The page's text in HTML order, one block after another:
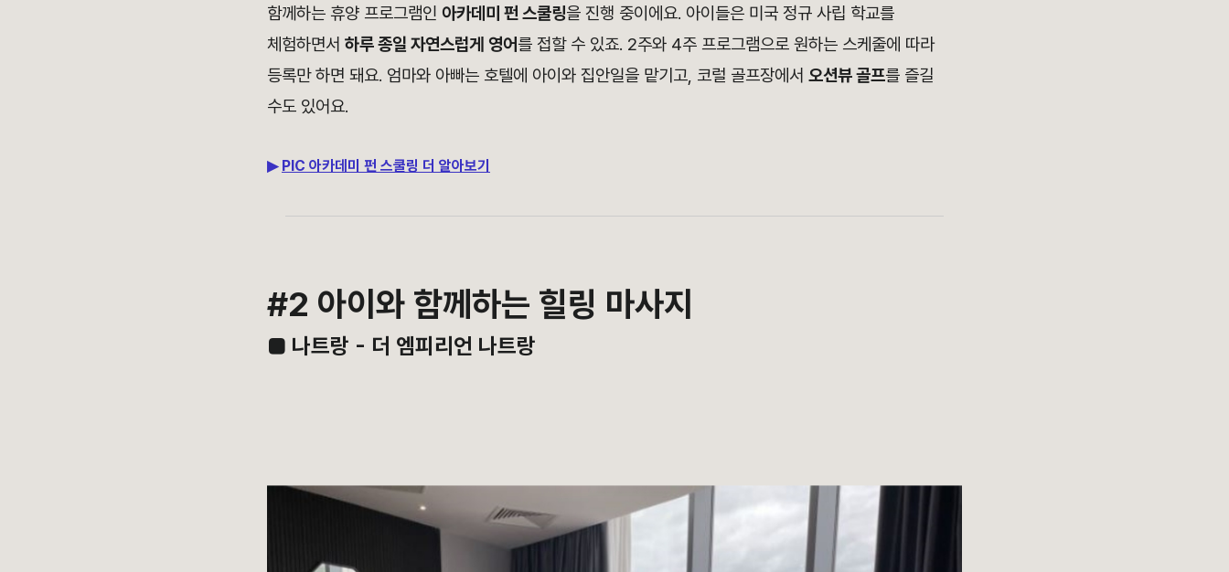
함께하는 휴양 프로그램인 아카데미 펀 스쿨링을 진행 중이에요. 아이들은 미국 정규 사립 학교를
체험하면서 하루 종일 자연스럽게 영어를 접할 수 있죠. 2주와 4주 프로그램으로 원하는 스케줄에 따라
등록만 하면 돼요. 엄마와 아빠는 호텔에 아이와 집안일을 맡기고, 코럴 골프장에서 오션뷰 골프를 즐길
수도 있어요.
▶ PIC 아카데미 펀 스쿨링 더 알아보기
#2 아이와 함께하는 힐링 마사지
■ 나트랑 - 더 엠피리언 나트랑